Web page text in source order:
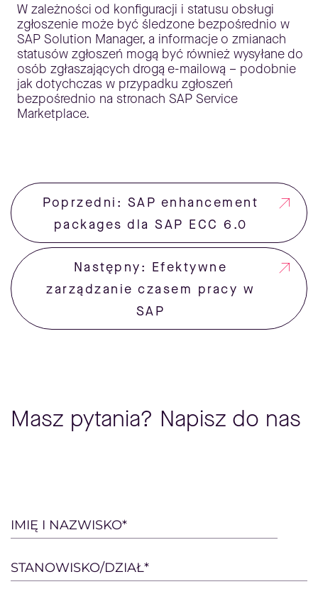
W zależności od konfiguracji i statusu obsługi
zgłoszenie może być śledzone bezpośrednio w
SAP Solution Manager, a informacje o zmianach
statusów zgłoszeń mogą być również wysyłane do
osób zgłaszających drogą e-mailową – podobnie
jak dotychczas w przypadku zgłoszeń
bezpośrednio na stronach SAP Service
Marketplace.
Poprzedni: SAP enhancement
packages dla SAP ECC 6.0
Następny: Efektywne
zarządzanie czasem pracy w
SAP
Masz pytania? Napisz do nas
Please
this
IMIĘ I NAZWISKO*
STANOWISKO/DZIAŁ*